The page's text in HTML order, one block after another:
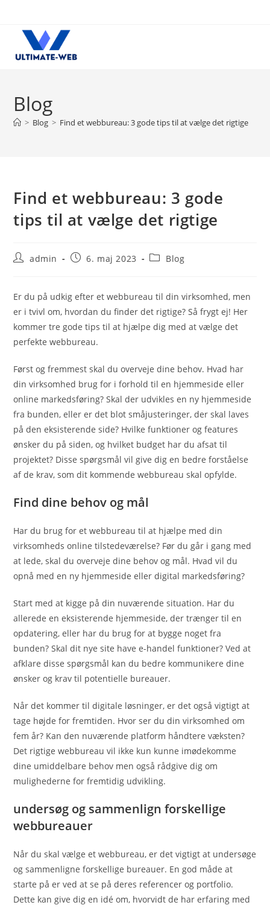
content
Blog
> Blog > Find et webbureau: 3 gode tips til at vælge det rigtige
Find et webbureau: 3 gode
tips til at vælge det rigtige
Postadmin
Post6. maj 2023
PostBlog
Er du på udkig efter et webbureau til din virksomhed, men
er i tvivl om, hvordan du finder det rigtige? Så frygt ej! Her
kommer tre gode tips til at hjælpe dig med at vælge det
perfekte webbureau.
Først og fremmest skal du overveje dine behov. Hvad har
din virksomhed brug for i forhold til en hjemmeside eller
online markedsføring? Skal der udvikles en ny hjemmeside
fra bunden, eller er det blot småjusteringer, der skal laves
på den eksisterende side? Hvilke funktioner og features
ønsker du på siden, og hvilket budget har du afsat til
projektet? Disse spørgsmål vil give dig en bedre forståelse
af de krav, som dit kommende webbureau skal opfylde.
Find dine behov og mål
Har du brug for et webbureau til at hjælpe med din
virksomheds online tilstedeværelse? Før du går i gang med
at lede, skal du overveje dine behov og mål. Hvad vil du
opnå med en ny hjemmeside eller digital markedsføring?
Start med at kigge på din nuværende situation. Har du
allerede en eksisterende hjemmeside, der trænger til en
opdatering, eller har du brug for at bygge noget fra
bunden? Skal dit nye site have e-handel funktioner? Ved at
afklare disse spørgsmål kan du bedre kommunikere dine
ønsker og krav til potentielle bureauer.
Når det kommer til digitale løsninger, er det også vigtigt at
tage højde for fremtiden. Hvor ser du din virksomhed om
fem år? Kan den nuværende platform håndtere væksten?
Det rigtige webbureau vil ikke kun kunne imødekomme
dine umiddelbare behov men også rådgive dig om
mulighederne for fremtidig udvikling.
undersøg og sammenlign forskellige
webbureauer
Når du skal vælge et webbureau, er det vigtigt at undersøge
og sammenligne forskellige bureauer. En god måde at
starte på er ved at se på deres referencer og portfolio.
Dette kan give dig en idé om, hvorvidt de har erfaring med